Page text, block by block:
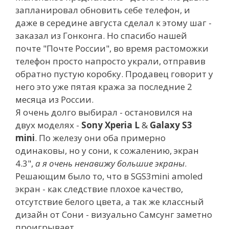
запланировал обновить себе телефон, и
даже в середине августа сделал к этому шаг -
заказал из Гонконга. Но спасибо нашей
почте "Почте России", во время растоможки
телефон просто напросто украли, отправив
обратно пустую коробку. Продавец говорит у
него это уже пятая кража за последние 2
месяца из России.
Я очень долго выбирал - остановился на
двух моделях - Sony Xperia L& Galaxy S3
mini. По железу они оба примерно
одинаковы, но у сони, к сожалению, экран
4.3", а я очень ненавижу большие экраны.
Решающим было то, что в SGS3mini amoled
экран - как следствие плохое качество,
отсутствие белого цвета, а так же классный
дизайн от Сони - визуально Самсунг заметно